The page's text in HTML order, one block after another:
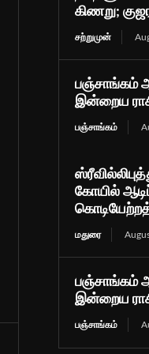
கிணறு;
சற்றுமுன்
பஞ்சாங்கம்
இன்றைய
பஞ்சாங்கம்
கோயில்
மதுரை
பஞ்சாங்கம்
இன்றைய
பஞ்சாங்கம்